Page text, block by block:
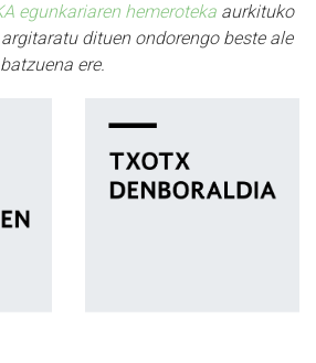
egunkariaren hemeroteka aurkituko
dituen ondorengo beste ale
ere.